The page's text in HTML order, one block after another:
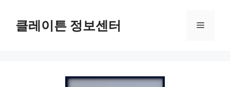
클레이튼 정보센터 메